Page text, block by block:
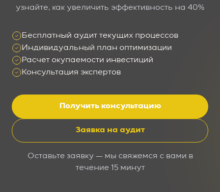
узнайте, как увеличить эффективность на 40%
Бесплатный аудит текущих процессов
Индивидуальный план оптимизации
Расчет окупаемости инвестиций
Консультация экспертов
Получить консультацию
Заявка на аудит
Оставьте заявку — мы свяжемся с вами в
течение 15 минут